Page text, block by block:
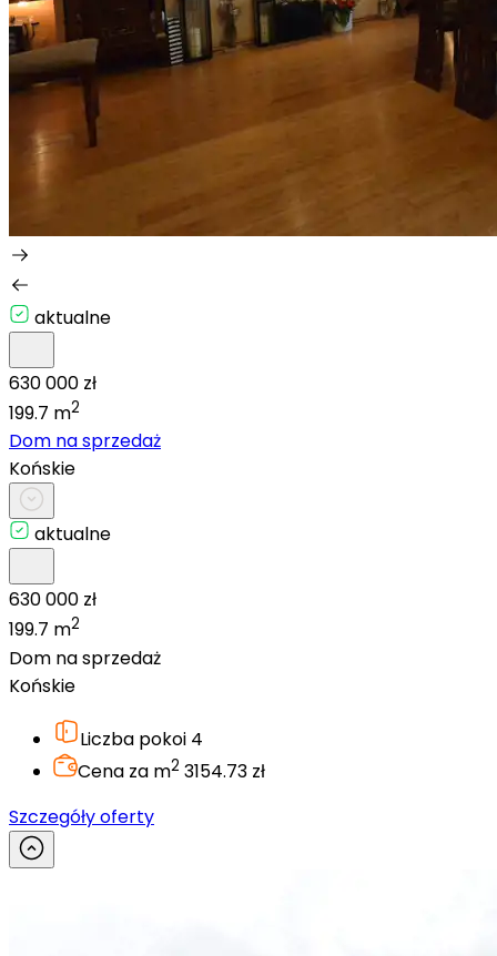
aktualne
630 000 zł
199.7 m2
Dom na sprzedaż
Końskie
aktualne
630 000 zł
199.7 m2
Dom na sprzedaż
Końskie
Liczba pokoi 4
Cena za m2 3154.73 zł
Szczegóły oferty